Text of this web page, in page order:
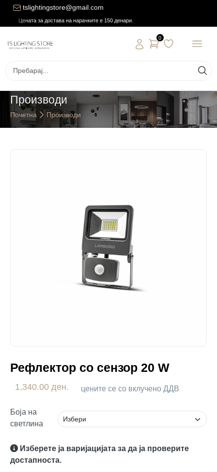
tslightingstore@gmail.com
Цената за достава на нарачките е 150 денари.
0
Производи
Почетна Производи
Рефлектор со сензор 20 W
1,340.00 ден. цените се со вклучено ДДВ
Боја на
светлина
Изберете ја варијацијата за да ја проверите
достапноста.